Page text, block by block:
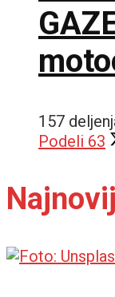
157
Podeli 63